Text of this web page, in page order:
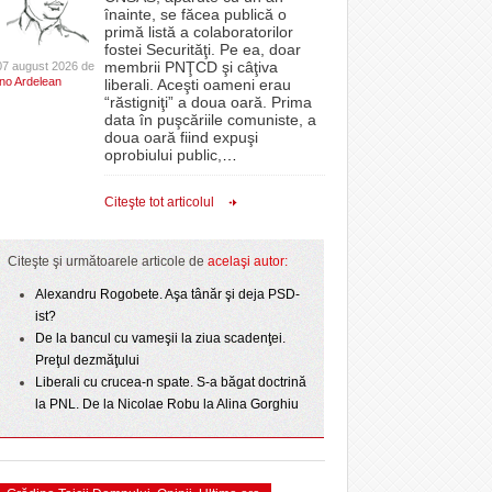
bate
o arată scorul
- 4
Superliga în
derby-urile
oră, a venit „ploaia”. Apa a fost asigurată de
pompierii voluntari- 6 August 2026
Filmul „Ultimul ingredient”, o poveste a
Banatului în competiția internațională Food Film
- 5 August 2026
View all
proiectelor derulate de instituție din fonduri
europene/FOTO
ANAF oferă persoanelor fizice posibilitatea să
beneficieze de Declarația Unică 212
precompletată- 25 November 2025
CLIPURI VIDEO
JOCURI ONLINE
DIVERSE
FARMACII DIN
TIMIŞOARA
HARTA TIMIŞOAREI
LICEE, ŞCOLI ŞI
SFATUL MEDICULUI
august 2026 de
Ardelean
înainte, se făcea publică o
primă listă a colaboratorilor
fostei Securităţi. Pe ea, doar
membrii PNŢCD şi câţiva
liberali. Aceşti oameni erau
“răstigniţi” a doua oară. Prima
data în puşcăriile comuniste, a
doua oară fiind expuşi
oprobiului public,
Citeşte tot articolul
Citeşte şi următoarele articole de acelaşi autor:
Alexandru Rogobete. Aşa tânăr şi deja PSD-
ist?
De la bancul cu vameşii la ziua scadenţei.
Preţul dezmăţului
Liberali cu crucea-n spate. S-a băgat doctrină
la PNL. De la Nicolae Robu la Alina Gorghiu